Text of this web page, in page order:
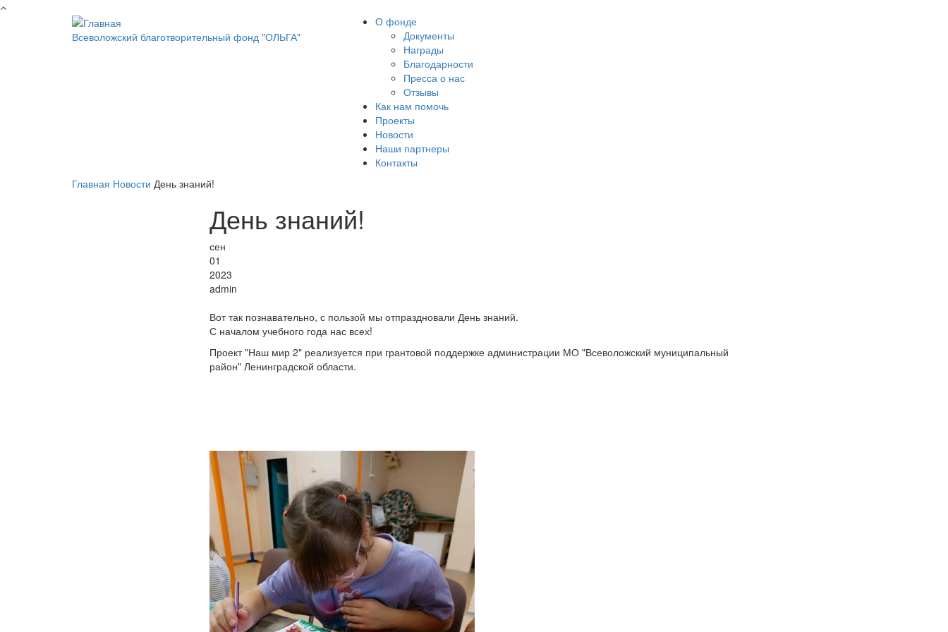
Перейти к основному содержанию
Всеволожский благотворительный фонд "ОЛЬГА"
О фонде
Документы
Награды
Благодарности
Пресса о нас
Отзывы
Как нам помочь
Проекты
Новости
Наши партнеры
Контакты
Главная Новости День знаний!
День знаний!
сен
01
2023
admin
Вот так познавательно, с пользой мы отпраздновали День знаний.
С началом учебного года нас всех!
Проект "Наш мир 2" реализуется при грантовой поддержке администрации МО "Всеволожский муниципальный
район" Ленинградской области.